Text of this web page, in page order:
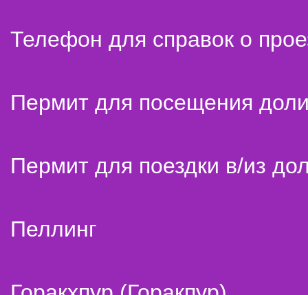
Телефон для справок о
Пермит для посещения
Пермит для поездки в/из
Пеллинг